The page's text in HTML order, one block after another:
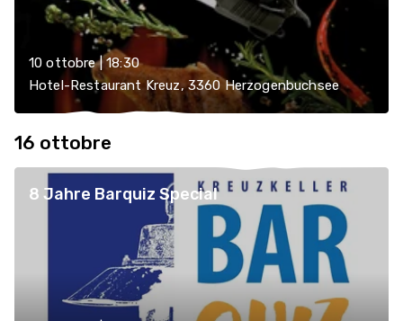
10 ottobre | 18:30
Hotel-Restaurant Kreuz, 3360 Herzogenbuchsee
16 ottobre
8 Jahre Barquiz Special